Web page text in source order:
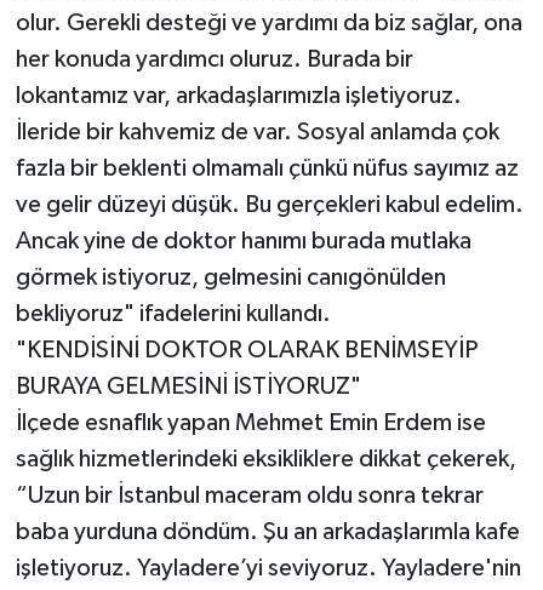
olur. Gerekli desteği ve yardımı da biz sağlar, ona
her konuda yardımcı oluruz. Burada bir
lokantamız var, arkadaşlarımızla işletiyoruz.
İleride bir kahvemiz de var. Sosyal anlamda çok
fazla bir beklenti olmamalı çünkü nüfus sayımız az
ve gelir düzeyi düşük. Bu gerçekleri kabul edelim.
Ancak yine de doktor hanımı burada mutlaka
görmek istiyoruz, gelmesini canıgönülden
bekliyoruz" ifadelerini kullandı.
"KENDİSİNİ DOKTOR OLARAK BENİMSEYİP
BURAYA GELMESİNİ İSTİYORUZ"
İlçede esnaflık yapan Mehmet Emin Erdem ise
sağlık hizmetlerindeki eksikliklere dikkat çekerek,
“Uzun bir İstanbul maceram oldu sonra tekrar
baba yurduna döndüm. Şu an arkadaşlarımla kafe
işletiyoruz. Yayladere’yi seviyoruz. Yayladere'nin